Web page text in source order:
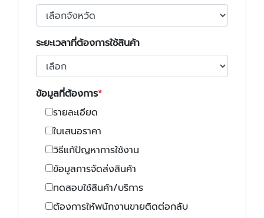
ระยะเวลาที่ต้องการใช้สินค้า
ข้อมูลที่ต้องการ
รายละเอียด
ใบเสนอราคา
วิธีแก้ปัญหาการใช้งาน
ข้อมูลการจัดส่งสินค้า
ทดสอบใช้สินค้า/บริการ
ต้องการให้พนักงานขายติดต่อกลับ